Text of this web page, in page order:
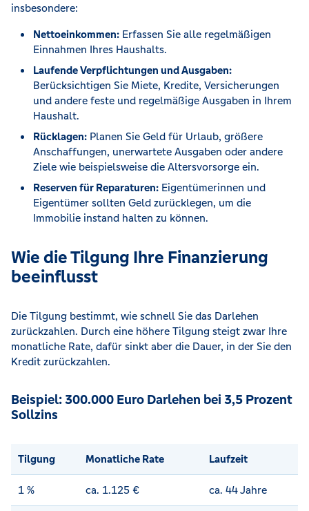
insbesondere:
Nettoeinkommen: Erfassen Sie alle regelmäßigen
Einnahmen Ihres Haushalts.
Laufende Verpflichtungen und Ausgaben:
Berücksichtigen Sie Miete, Kredite, Versicherungen
und andere feste und regelmäßige Ausgaben in Ihrem
Haushalt.
Rücklagen: Planen Sie Geld für Urlaub, größere
Anschaffungen, unerwartete Ausgaben oder andere
Ziele wie beispielsweise die Altersvorsorge ein.
Reserven für Reparaturen: Eigentümerinnen und
Eigentümer sollten Geld zurücklegen, um die
Immobilie instand halten zu können.
Wie die Tilgung Ihre Finanzierung
beeinflusst
Die Tilgung bestimmt, wie schnell Sie das Darlehen
zurückzahlen. Durch eine höhere Tilgung steigt zwar Ihre
monatliche Rate, dafür sinkt aber die Dauer, in der Sie den
Kredit zurückzahlen.
Beispiel: 300.000 Euro Darlehen bei 3,5 Prozent
Sollzins
Tilgung Monatliche Rate Laufzeit
1 % ca. 1.125 € ca. 44 Jahre